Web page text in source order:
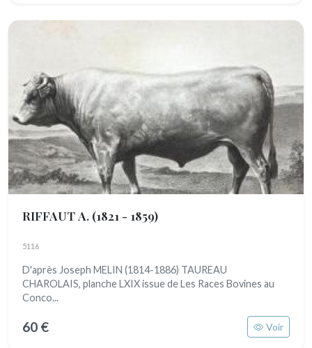
RIFFAUT A. (1821 - 1859)
5116
D'après Joseph MELIN (1814-1886) TAUREAU
CHAROLAIS, planche LXIX issue de Les Races Bovines au
Conco...
60 € Voir